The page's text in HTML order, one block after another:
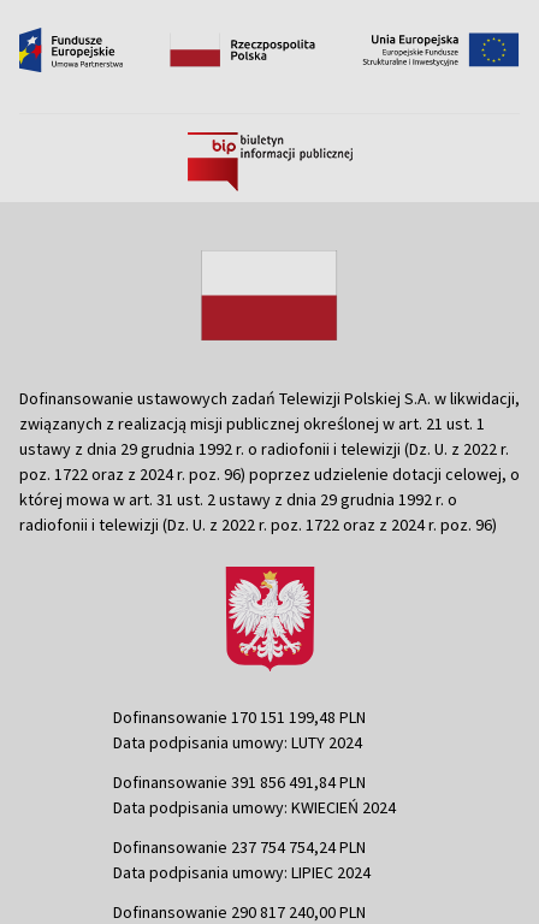
Dofinansowanie ustawowych zadań Telewizji Polskiej S.A. w likwidacji,
związanych z realizacją misji publicznej określonej w art. 21 ust. 1
ustawy z dnia 29 grudnia 1992 r. o radiofonii i telewizji (Dz. U. z 2022 r.
poz. 1722 oraz z 2024 r. poz. 96) poprzez udzielenie dotacji celowej, o
której mowa w art. 31 ust. 2 ustawy z dnia 29 grudnia 1992 r. o
radiofonii i telewizji (Dz. U. z 2022 r. poz. 1722 oraz z 2024 r. poz. 96)
Dofinansowanie 170 151 199,48 PLN
Data podpisania umowy: LUTY 2024
Dofinansowanie 391 856 491,84 PLN
Data podpisania umowy: KWIECIEŃ 2024
Dofinansowanie 237 754 754,24 PLN
Data podpisania umowy: LIPIEC 2024
Dofinansowanie 290 817 240,00 PLN